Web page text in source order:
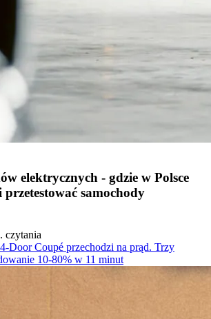
elektrycznych - gdzie w Polsce
przetestować samochody
czytania
Door Coupé przechodzi na prąd. Trzy
10-80% w 11 minut